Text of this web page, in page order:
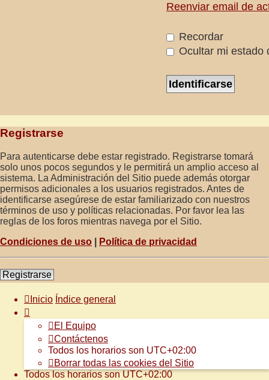
Reenviar email de
Recordar
Ocultar mi estado
Registrarse
Para autenticarse debe estar registrado. Registrarse tomará
solo unos pocos segundos y le permitirá un amplio acceso al
sistema. La Administración del Sitio puede además otorgar
permisos adicionales a los usuarios registrados. Antes de
identificarse asegúrese de estar familiarizado con nuestros
términos de uso y políticas relacionadas. Por favor lea las
reglas de los foros mientras navega por el Sitio.
Condiciones de uso
Política de privacidad
Registrarse
Inicio Índice general
El Equipo
Contáctenos
Todos los horarios son UTC+02:00
Borrar todas las cookies del Sitio
Todos los horarios sonUTC+02:00